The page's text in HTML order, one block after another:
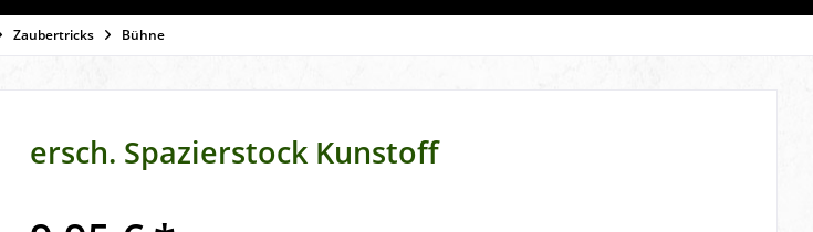
Zaubertricks Bühne
ersch. Spazierstock Kunstoff